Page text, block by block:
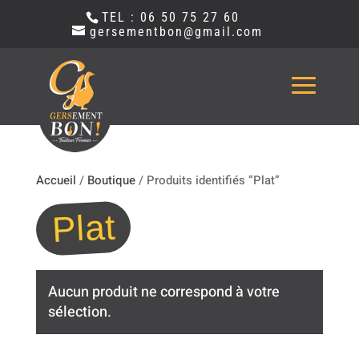
TEL : 06 50 75 27 60
gersementbon@gmail.com
Accueil / Boutique/ Produits identifiés “Plat”
Plat
Aucun produit ne correspond à votre
sélection.